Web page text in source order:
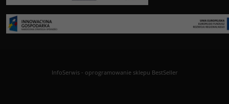
InfoSerwis- oprogramowanie sklepu BestSeller